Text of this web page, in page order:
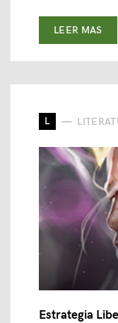
LEER MAS
L
Estrategia